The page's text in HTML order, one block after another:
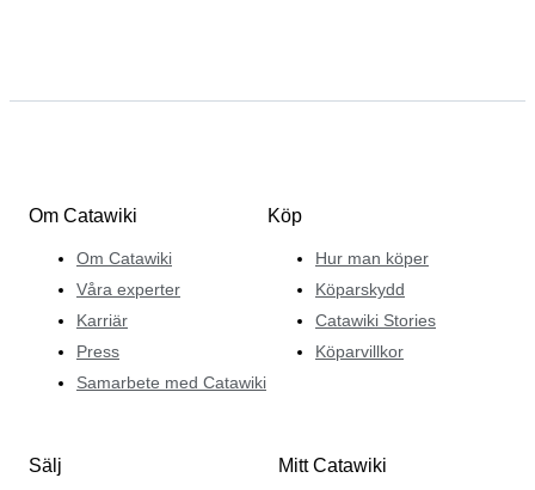
Om Catawiki
Om Catawiki
Våra experter
Karriär
Press
Samarbete med Catawiki
Köp
Hur man köper
Köparskydd
Catawiki Stories
Köparvillkor
Sälj Mitt Catawiki